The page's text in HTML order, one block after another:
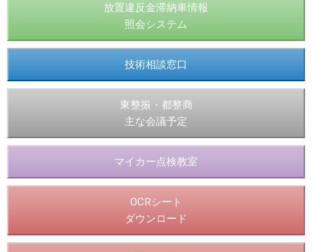
放置違反金滞納車情報
照会システム
技術相談窓口
東整振・都整商
主な会議予定
マイカー点検教室
OCRシート
ダウンロード